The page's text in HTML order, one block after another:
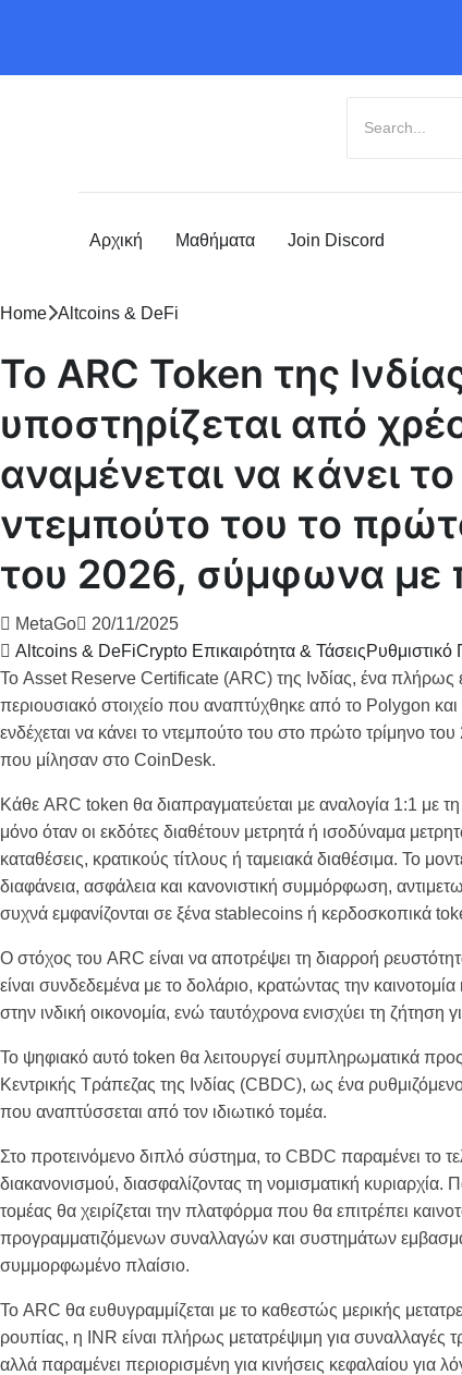
Αρχική Μαθήματα Join Discord
Home Altcoins & DeFi
Το ARC Token της
υποστηρίζεται από
αναμένεται να κάνει το
ντεμπούτο του το
του 2026, σύμφωνα με
MetaGo
20/11/2025
Altcoins & DeFiCrypto Επικαιρότητα & ΤάσειςΡυθμιστικό
Το Asset Reserve Certificate (ARC) της Ινδίας, ένα πλήρως
περιουσιακό στοιχείο που αναπτύχθηκε από τo Polygon και
ενδέχεται να κάνει το ντεμπούτο του στο πρώτο τρίμηνο
που μίλησαν στο CoinDesk.
Κάθε ARC token θα διαπραγματεύεται με αναλογία 1:1 με τη
μόνο όταν οι εκδότες διαθέτουν μετρητά ή ισοδύναμα
καταθέσεις, κρατικούς τίτλους ή ταμειακά διαθέσιμα. Το
διαφάνεια, ασφάλεια και κανονιστική συμμόρφωση,
συχνά εμφανίζονται σε ξένα stablecoins ή κερδοσκοπικά
Ο στόχος του ARC είναι να αποτρέψει τη διαρροή
είναι συνδεδεμένα με το δολάριο, κρατώντας την
στην ινδική οικονομία, ενώ ταυτόχρονα ενισχύει τη ζήτηση
Το ψηφιακό αυτό token θα λειτουργεί συμπληρωματικά
Κεντρικής Τράπεζας της Ινδίας (CBDC), ως ένα
που αναπτύσσεται από τον ιδιωτικό τομέα.
Στο προτεινόμενο διπλό σύστημα, το CBDC παραμένει το
διακανονισμού, διασφαλίζοντας τη νομισματική κυριαρχία.
τομέας θα χειρίζεται την πλατφόρμα που θα επιτρέπει
προγραμματιζόμενων συναλλαγών και συστημάτων
συμμορφωμένο πλαίσιο.
Το ARC θα ευθυγραμμίζεται με το καθεστώς μερικής
ρουπίας, η INR είναι πλήρως μετατρέψιμη για συναλλαγές
αλλά παραμένει περιορισμένη για κινήσεις κεφαλαίου για